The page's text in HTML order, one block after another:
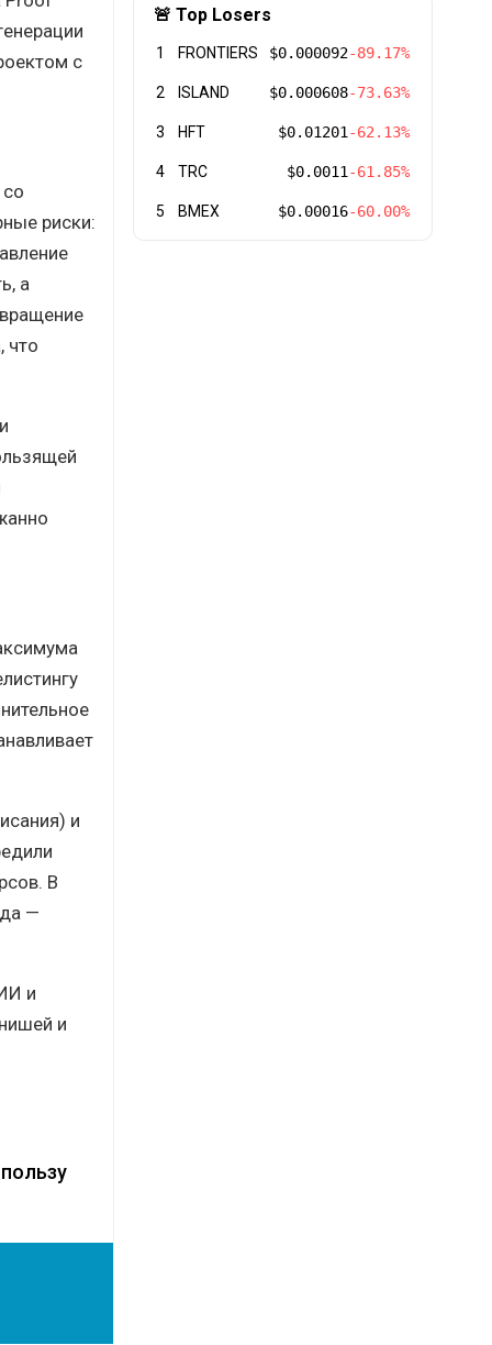
с
риски:
а
что
и
В
—
и
и
🚨 Top Losers
1 FRONTIERS $0.000092-89.17%
2 ISLAND $0.000608-73.63%
3 HFT $0.01201 -62.13%
4 TRC $0.0011 -61.85%
5 BMEX $0.00016-60.00%